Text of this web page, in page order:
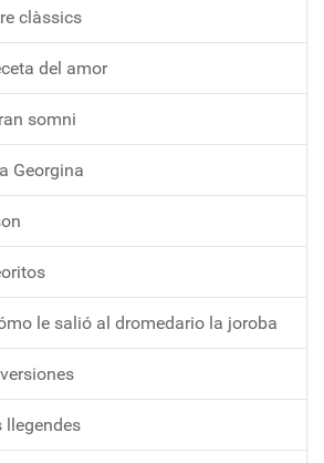
clàssics
del amor
somni
Georgina
le salió al dromedario la joroba
llegendes